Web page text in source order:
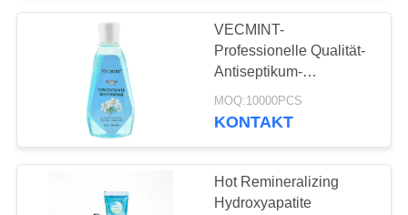
IN
VERBINDUNG
FORDERN
EIN
Aktivkohle-
Zahnpasta
VECMINT-
Professionelle Qualität-
Antiseptikum-
Mundwasser-Bleaching-
Mundwasser
MOQ:10000PCS
KONTAKT
Hot Remineralizing
Hydroxyapatite